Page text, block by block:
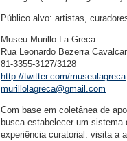
Público alvo: artistas,
Museu Murillo La Greca
Rua Leonardo Bezerra
81-3355-3127/3128
http://twitter.com/museulagreca
murillolagreca@gmail.com
Com base em coletânea de
busca estabelecer um
experiência curatorial: visita a